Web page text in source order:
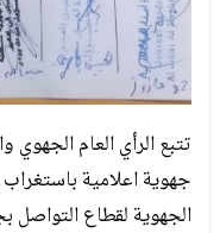
تتبع الرأي العام
جهوية اعلامية